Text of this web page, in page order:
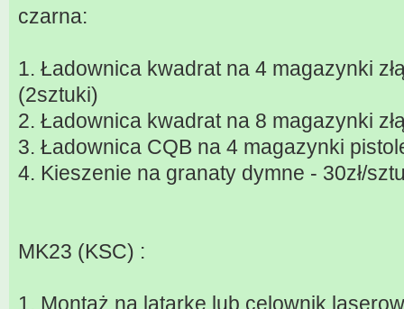
czarna:
1. Ładownica kwadrat na 4 magazynki
(2sztuki)
2. Ładownica kwadrat na 8 magazynki
3. Ładownica CQB na 4 magazynki
4. Kieszenie na granaty dymne - 30zł/
MK23 (KSC) :
1. Montaż na latarkę lub celownik